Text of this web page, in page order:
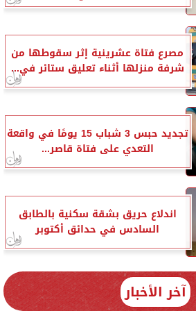
مصرع فتاة عشرينية إثر سقوطها من
شرفة منزلها أثناء تعليق ستائر في...
تجديد حبس 3 شباب 15 يومًا في واقعة
التعدي على فتاة قاصر...
اندلاع حريق بشقة سكنية بالطابق
السادس في حدائق أكتوبر
آخر الأخبار